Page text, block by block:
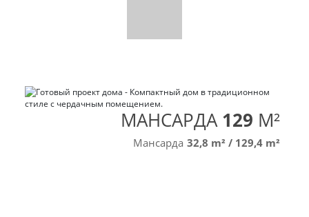
МАНСАРДА129 M²
Мансарда 32,8 m² / 129,4 m²